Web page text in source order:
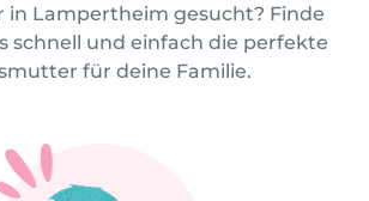
in Lampertheim gesucht? Finde
schnell und einfach die perfekte
für deine Familie.